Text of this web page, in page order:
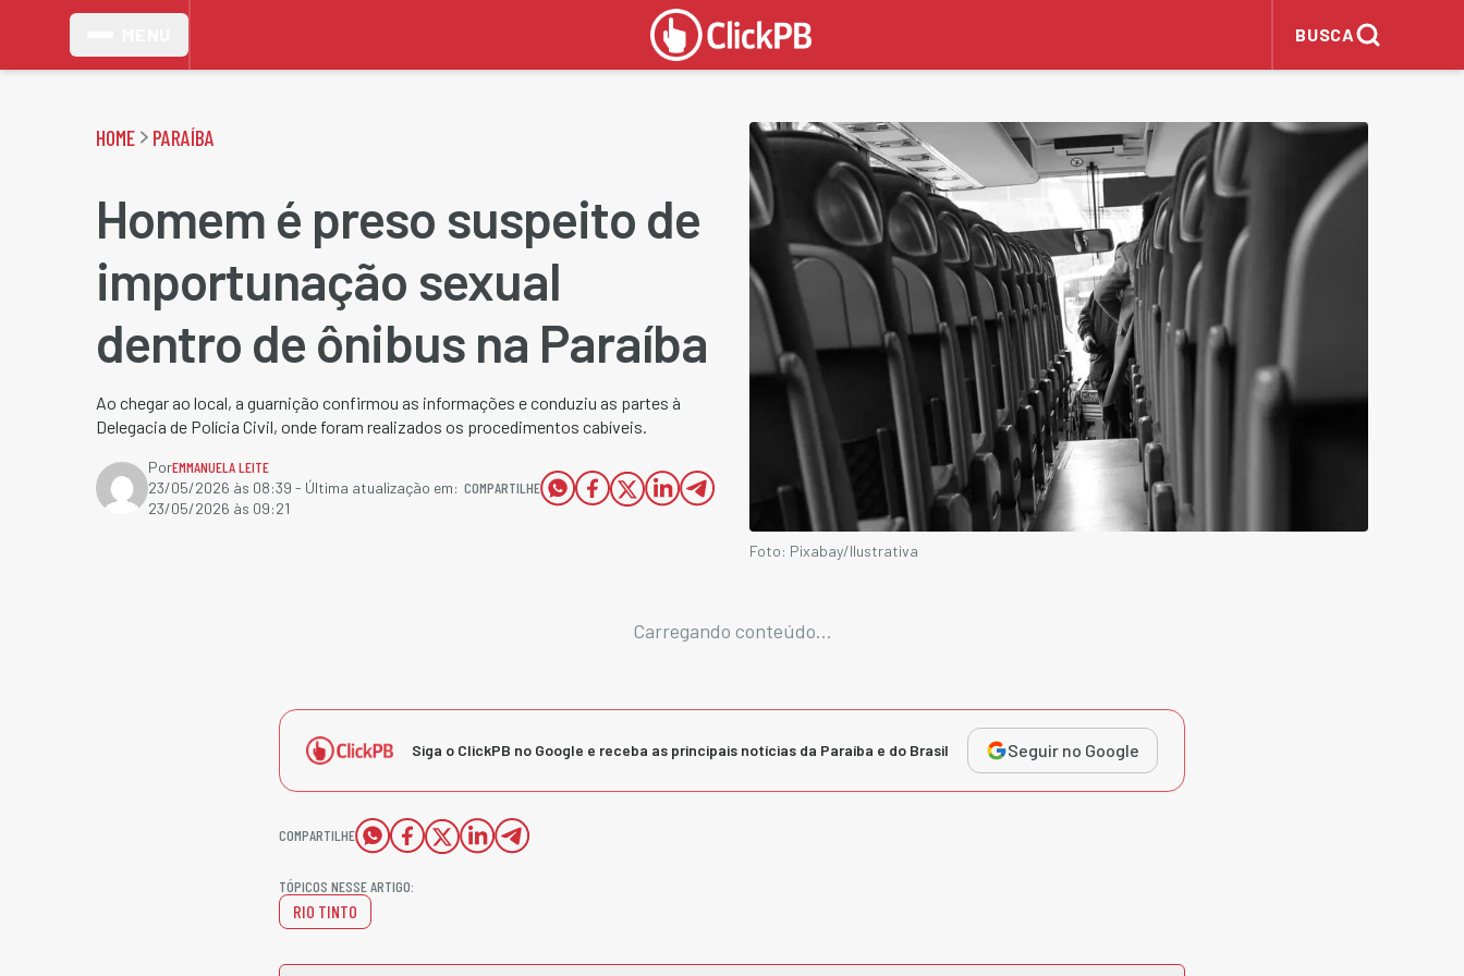
BUSCA
HOME PARAÍBA
Homem é preso suspeito de
importunação sexual
dentro de ônibus na Paraíba
Ao chegar ao local, a guarnição confirmou as informações e conduziu as partes à
Delegacia de Polícia Civil, onde foram realizados os procedimentos cabíveis.
PorEMMANUELA LEITE
23/05/2026 às 08:39 - Última atualização em:
23/05/2026 às 09:21
COMPARTILHE
Foto: Pixabay/Ilustrativa
Carregando conteúdo...
Siga o ClickPB no Google e receba as principais notícias da Paraíba e do Brasil Seguir no Google
COMPARTILHE
TÓPICOS NESSE ARTIGO:
RIO TINTO